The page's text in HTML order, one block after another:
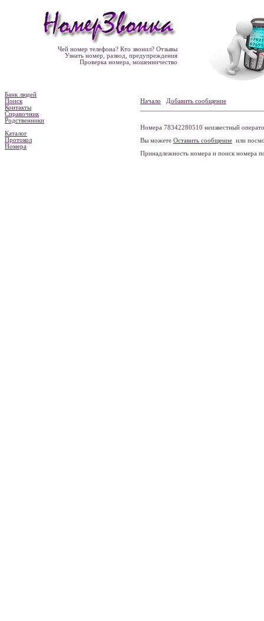
Чей номер телефона? Кто звонил? Отзывы
Узнать номер, развод, предупреждения
Проверка номера, мошенничество
Банк людей
Поиск
Контакты
Справочник
Родственники
Каталог
Протокол
Номера
Начало Добавить сообщение
Номера 78342280510 неизвестный
Вы можете Оставить сообщение или
Принадлежность номера и поиск номера